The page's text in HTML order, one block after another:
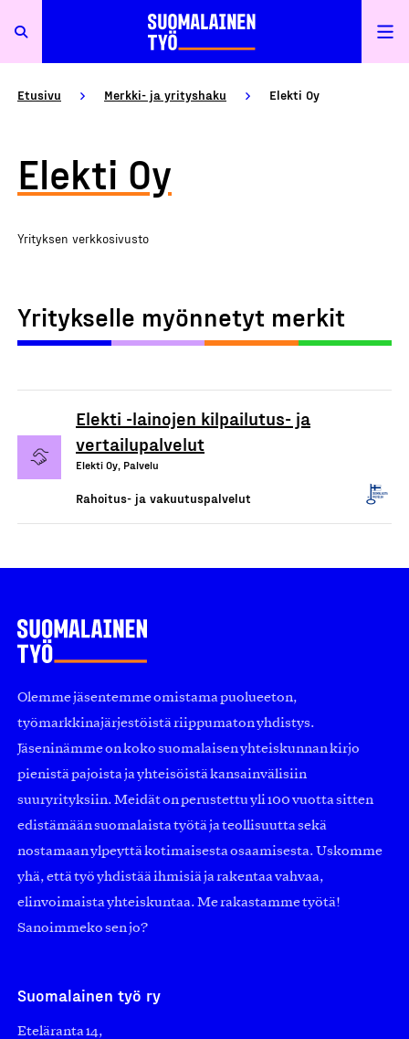
Etusivu Merkki- ja yrityshaku Elekti Oy
Elekti Oy
Yrityksen verkkosivusto
Yritykselle myönnetyt merkit
Elekti -lainojen kilpailutus- ja
vertailupalvelut
Elekti Oy, Palvelu
Rahoitus- ja vakuutuspalvelut
Olemme jäsentemme omistama puolueeton,
työmarkkinajärjestöistä riippumaton yhdistys.
Jäseninämme on koko suomalaisen yhteiskunnan kirjo
pienistä pajoista ja yhteisöistä kansainvälisiin
suuryrityksiin. Meidät on perustettu yli 100 vuotta sitten
edistämään suomalaista työtä ja teollisuutta sekä
nostamaan ylpeyttä kotimaisesta osaamisesta. Uskomme
yhä, että työ yhdistää ihmisiä ja rakentaa vahvaa,
elinvoimaista yhteiskuntaa. Me rakastamme työtä!
Sanoimmeko sen jo?
Suomalainen työ ry
Eteläranta 14,